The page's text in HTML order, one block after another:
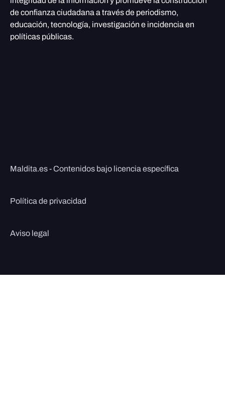
de confianza ciudadana a través de periodismo,
educación, tecnología, investigación e incidencia en
políticas públicas.
Maldita.es - Contenidos bajo licencia específica
Política de privacidad
Aviso legal